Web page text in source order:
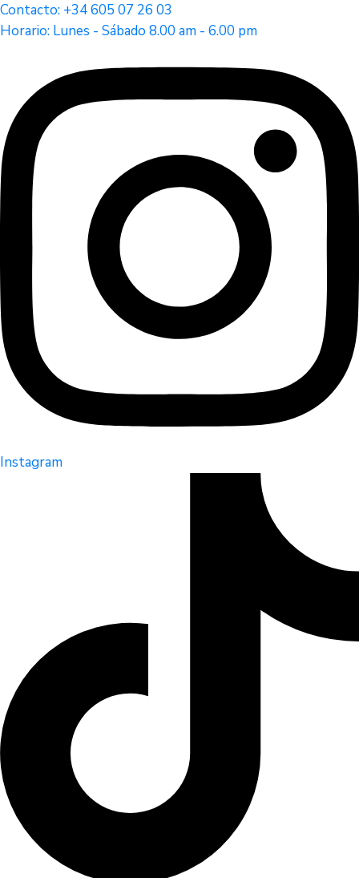
Contacto: +34 605 07 26 03
Horario: Lunes - Sábado 8.00 am - 6.00 pm
Instagram